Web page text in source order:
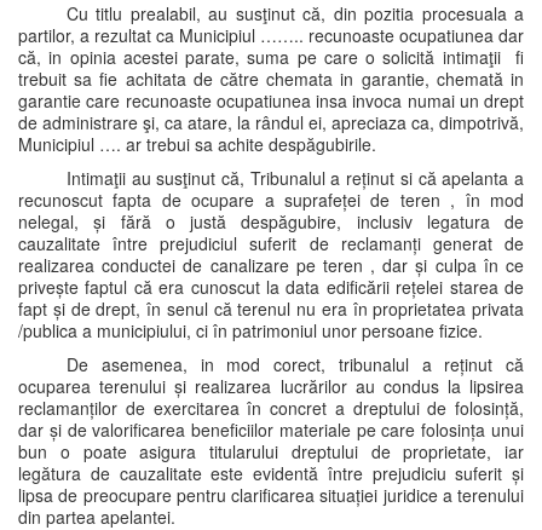
Cu titlu prealabil, au susţinut că, din pozitia procesuala a
partilor, a rezultat ca Municipiul …….. recunoaste ocupatiunea dar
că, in opinia acestei parate, suma pe care o solicită intimaţii fi
trebuit sa fie achitata de către chemata in garantie, chemată in
garantie care recunoaste ocupatiunea insa invoca numai un drept
de administrare şi, ca atare, la rândul ei, apreciaza ca, dimpotrivă,
Municipiul …. ar trebui sa achite despăgubirile.
Intimaţii au susţinut că, Tribunalul a reținut si că apelanta a
recunoscut fapta de ocupare a suprafeței de teren , în mod
nelegal, și fără o justă despăgubire, inclusiv legatura de
cauzalitate între prejudiciul suferit de reclamanți generat de
realizarea conductei de canalizare pe teren , dar și culpa în ce
privește faptul că era cunoscut la data edificării rețelei starea de
fapt și de drept, în senul că terenul nu era în proprietatea privata
/publica a municipiului, ci în patrimoniul unor persoane fizice.
De asemenea, in mod corect, tribunalul a reținut că
ocuparea terenului și realizarea lucrărilor au condus la lipsirea
reclamanților de exercitarea în concret a dreptului de folosință,
dar și de valorificarea beneficiilor materiale pe care folosința unui
bun o poate asigura titularului dreptului de proprietate, iar
legătura de cauzalitate este evidentă între prejudiciu suferit și
lipsa de preocupare pentru clarificarea situației juridice a terenului
din partea apelantei.